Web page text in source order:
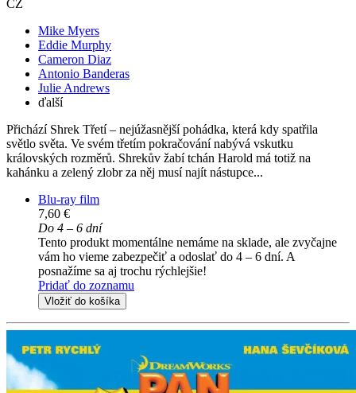
CZ
Mike Myers
Eddie Murphy
Cameron Diaz
Antonio Banderas
Julie Andrews
ďalší
Přichází Shrek Třetí – nejúžasnější pohádka, která kdy spatřila
světlo světa. Ve svém třetím pokračování nabývá vskutku
královských rozměrů. Shrekův žabí tchán Harold má totiž na
kahánku a zelený zlobr za něj musí najít nástupce...
Blu-ray film
7,60 €
Do 4 – 6 dní
Tento produkt momentálne nemáme na sklade, ale zvyčajne
vám ho vieme zabezpečiť a odoslať do 4 – 6 dní. A
posnažíme sa aj trochu rýchlejšie!
Pridať do zoznamu
Vložiť do košíka